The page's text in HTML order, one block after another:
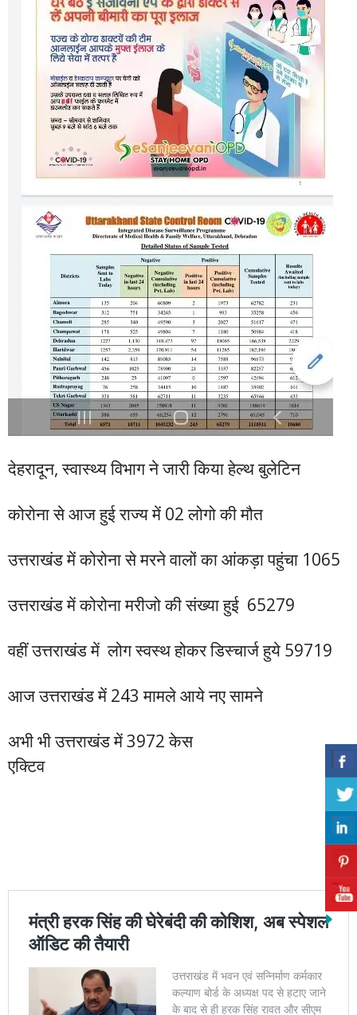
देहरादून, स्वास्थ्य विभाग ने जारी किया हेल्थ बुलेटिन
कोरोना से आज हुई राज्य में 02 लोगो की मौत
उत्तराखंड में कोरोना से मरने वालों का आंकड़ा पहुंचा 1065
उत्तराखंड में कोरोना मरीजो की संख्या हुई 65279
वहीं उत्तराखंड में लोग स्वस्थ होकर डिस्चार्ज हुये 59719
आज उत्तराखंड में 243 मामले आये नए सामने
अभी भी उत्तराखंड में 3972 केस
एक्टिव